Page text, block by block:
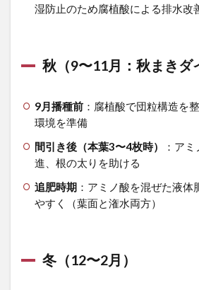
春
3.2
夏
8月）
3.3
（9〜
11
3.4
湿防止のため腐植酸による排水改
秋（9〜11月：秋まきダ
9月播種前：腐植酸で団粒構造を
環境を準備
間引き後（本葉3〜4枚時）
：ア
進、根の太りを助ける
追肥時期：アミノ酸を混ぜた液体
やすく（葉面と潅水両方）
冬（12〜2月）